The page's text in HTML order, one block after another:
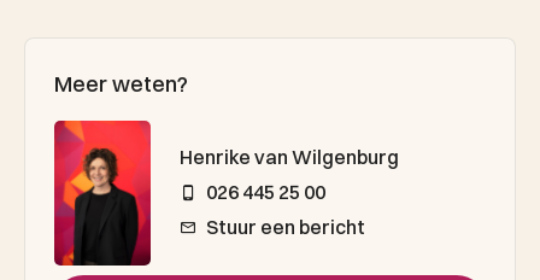
Meer weten?
Henrike van Wilgenburg
026 445 25 00
Stuur een bericht